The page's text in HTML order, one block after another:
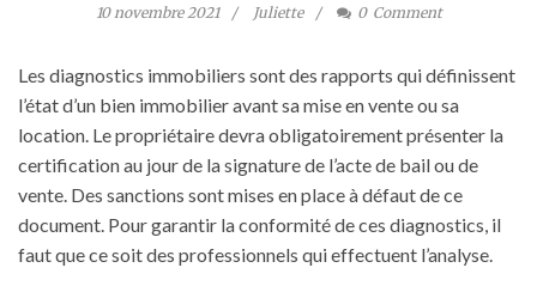
10 novembre 2021 Juliette 0 Comment
Les diagnostics immobiliers sont des rapports qui définissent
l’état d’un bien immobilier avant sa mise en vente ou sa
location. Le propriétaire devra obligatoirement présenter la
certification au jour de la signature de l’acte de bail ou de
vente. Des sanctions sont mises en place à défaut de ce
document. Pour garantir la conformité de ces diagnostics, il
faut que ce soit des professionnels qui effectuent l’analyse.